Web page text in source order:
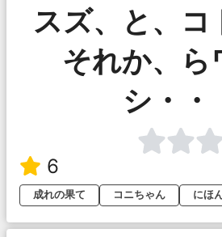
スズ、と、コ
それか、ら
シ・・
6
成れの果て
コニちゃん にほ